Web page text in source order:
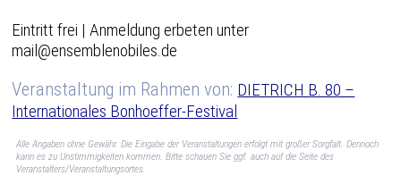
Eintritt frei | Anmeldung erbeten unter
mail@ensemblenobiles.de
Veranstaltung im Rahmen von: DIETRICH B. 80 –
Internationales Bonhoeffer-Festival
Alle Angaben ohne Gewähr. Die Eingabe der Veranstaltungen erfolgt mit großer Sorgfalt. Dennoch
kann es zu Unstimmigkeiten kommen. Bitte schauen Sie ggf. auch auf die Seite des
Veranstalters/Veranstaltungsortes.